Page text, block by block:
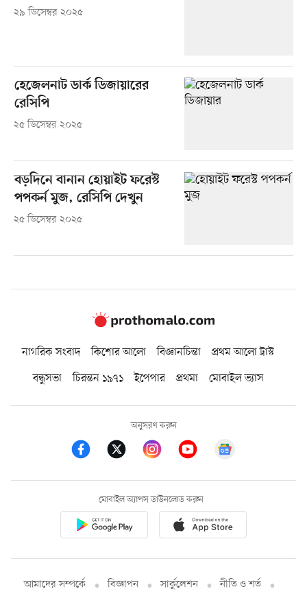
২৯ ডিসেম্বর ২০২৫
হেজেলনাট ডার্ক ডিজায়ারের
রেসিপি
২৫ ডিসেম্বর ২০২৫
বড়দিনে বানান হোয়াইট ফরেস্ট
পপকর্ন মুজ, রেসিপি দেখুন
২৫ ডিসেম্বর ২০২৫
নাগরিক সংবাদ কিশোর আলো বিজ্ঞানচিন্তা
প্রথম আলো ট্রাস্ট
বন্ধুসভা
চিরন্তন ১৯৭১ ইপেপার প্রথমা মোবাইল ভ্যাস
অনুসরণ করুন
মোবাইল অ্যাপস ডাউনলোড করুন
আমাদের সম্পর্কে বিজ্ঞাপন সার্কুলেশন নীতি ও শর্ত